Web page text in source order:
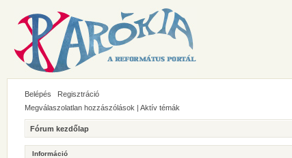
Belépés Regisztráció
Megválaszolatlan hozzászólások | Aktív témák
Fórum kezdőlap
Információ